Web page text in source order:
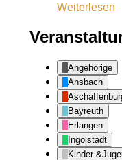
Lubos
Weiterlesen
Angehörige
Ansbach
Bayreuth
Erlangen
Ingolstadt
Kinder-